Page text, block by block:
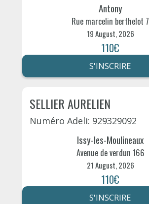
Antony
Rue marcelin berthelot 7
19 August, 2026
110€
S'INSCRIRE
SELLIER AURELIEN
Numéro Adeli: 929329092
Issy-les-Moulineaux
Avenue de verdun 166
21 August, 2026
110€
S'INSCRIRE